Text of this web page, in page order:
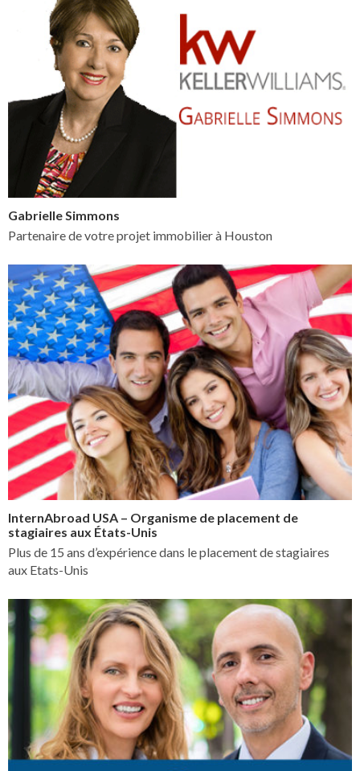
Gabrielle Simmons
Partenaire de votre projet immobilier à Houston
InternAbroad USA – Organisme de placement de
stagiaires aux États-Unis
Plus de 15 ans d’expérience dans le placement de stagiaires
aux Etats-Unis